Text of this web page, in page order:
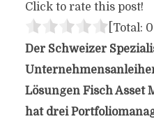
Click to rate this post!
[Total: 0
Der Schweizer
Lösungen Fisch Asset
hat drei